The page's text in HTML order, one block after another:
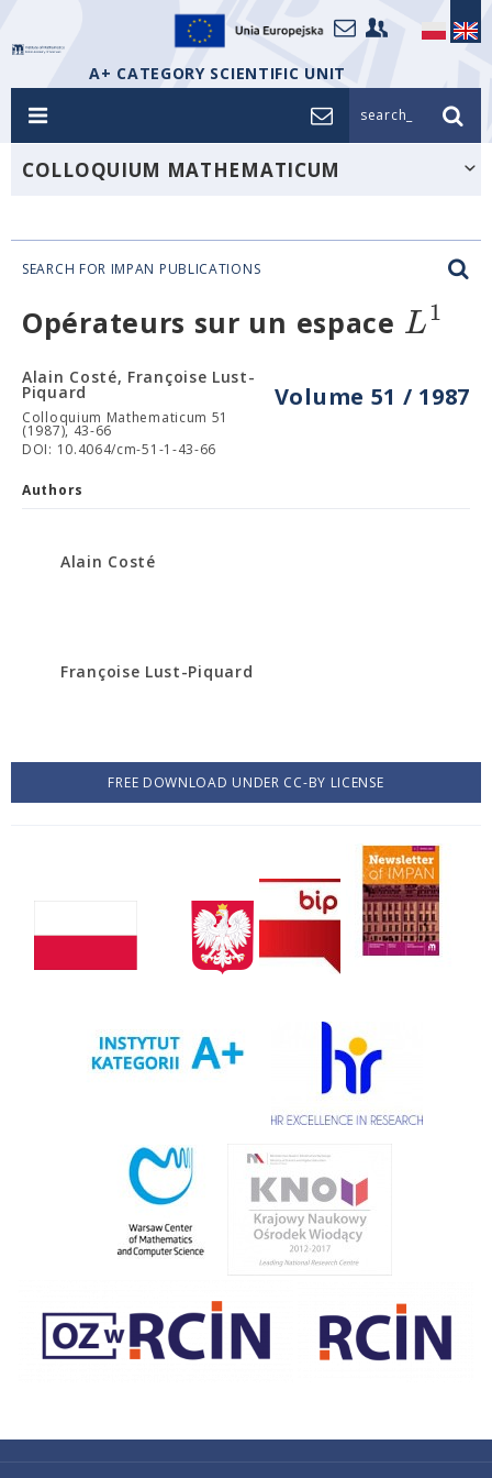
A+ CATEGORY SCIENTIFIC UNIT
search_
COLLOQUIUM MATHEMATICUM
SEARCH FOR IMPAN PUBLICATIONS
Opérateurs sur un espace L1
Volume 51 / 1987
Alain Costé, Françoise Lust-
Piquard
Colloquium Mathematicum 51
(1987), 43-66
DOI: 10.4064/cm-51-1-43-66
Authors
Alain Costé
Françoise Lust-Piquard
FREE DOWNLOAD UNDER CC-BY LICENSE